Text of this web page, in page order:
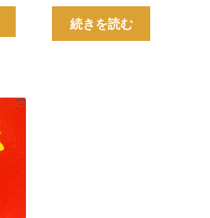
続きを読む